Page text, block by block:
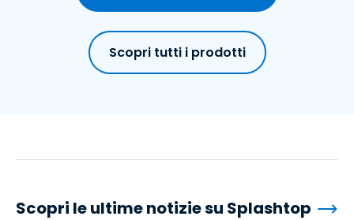
Scopri tutti i prodotti
Scopri le ultime notizie su Splashtop